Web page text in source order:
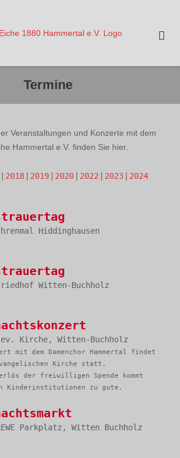
Termine
Veranstaltungen und Konzerte mit dem
Hammertal e.V. finden Sie hier.
2018 2019 2020 2022 2023
2024
Hiddinghausen
Witten-Buchholz
ev. Kirche, Witten-Buchholz
mit dem Damenchor Hammertal findet
Kirche statt.
der freiwilligen Spende kommt
Kinderinstitutionen zu gute.
Parkplatz, Witten Buchholz